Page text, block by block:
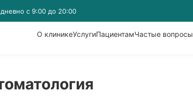
с 9:00 до 20:00
О клиникеУслугиПациентамЧастые вопросы